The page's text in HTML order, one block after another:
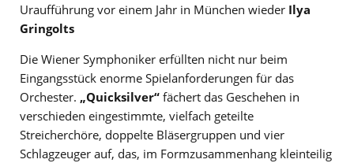
Uraufführung vor einem Jahr in München wieder Ilya
Gringolts
Die Wiener Symphoniker erfüllten nicht nur beim
Eingangsstück enorme Spielanforderungen für das
Orchester. „Quicksilver“ fächert das Geschehen in
verschieden eingestimmte, vielfach geteilte
Streicherchöre, doppelte Bläsergruppen und vier
Schlagzeuger auf, das, im Formzusammenhang kleinteilig